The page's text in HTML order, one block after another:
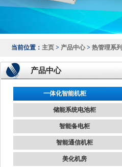
当前位置： 主页 > 产品中心 > 热管理系列
产品中心
一体化智能机柜
储能系统电池柜
智能备电柜
智能通信机柜
美化机房